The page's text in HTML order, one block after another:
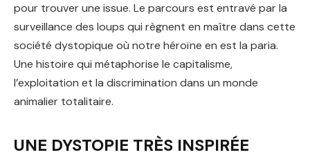
pour trouver une issue. Le parcours est entravé par la
surveillance des loups qui règnent en maître dans cette
société dystopique où notre héroïne en est la paria.
Une histoire qui métaphorise le capitalisme,
l’exploitation et la discrimination dans un monde
animalier totalitaire.
UNE DYSTOPIE TRÈS INSPIRÉE